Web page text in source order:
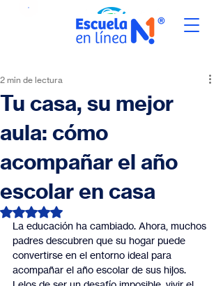
Tu casa, su mejor
aula: cómo
acompañar el año
escolar en casa
2 min de lectura
Obtuvo NaN de 5 estrellas.
La educación ha cambiado. Ahora, muchos
padres descubren que su hogar puede
convertirse en el entorno ideal para
acompañar el año escolar de sus hijos.